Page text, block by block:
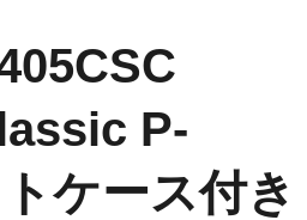
P-
ケース付き